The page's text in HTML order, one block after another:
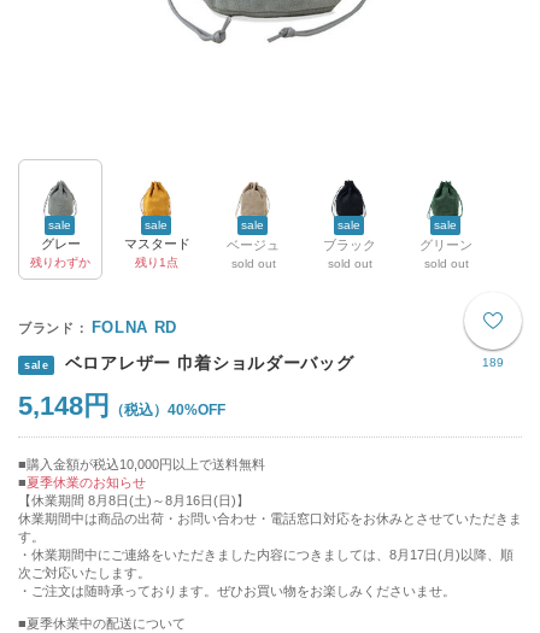
sale
グレー
残りわずか
sale
マスタード
残り1点
sale
ベージュ
sold out
sale
ブラック
sold out
sale
グリーン
sold out
189
FOLNA RD
sale ベロアレザー 巾着ショルダーバッグ
5,148円 40%OFF
購入金額が税込10,000円以上で送料無料
夏季休業のお知らせ
【休業期間 8月8日(土)～8月16日(日)】
休業期間中は商品の出荷・お問い合わせ・電話窓口対応をお休みとさせていただきま
す。
・休業期間中にご連絡をいただきました内容につきましては、8月17日(月)以降、順
次ご対応いたします。
・ご注文は随時承っております。ぜひお買い物をお楽しみくださいませ。
■夏季休業中の配送について